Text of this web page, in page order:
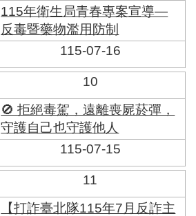
115年衛生局青春專案宣導—
反毒暨藥物濫用防制
115-07-16
10
🚫 拒絕毒駕，遠離喪屍菸彈，
守護自己也守護他人
115-07-15
11
【打詐臺北隊115年7月反詐主